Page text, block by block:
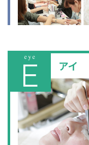
アイ